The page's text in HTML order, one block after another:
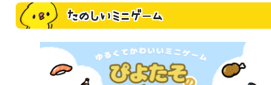
たのしいミニゲーム